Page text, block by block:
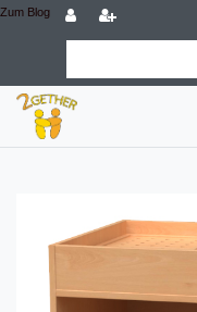
Zum Blog